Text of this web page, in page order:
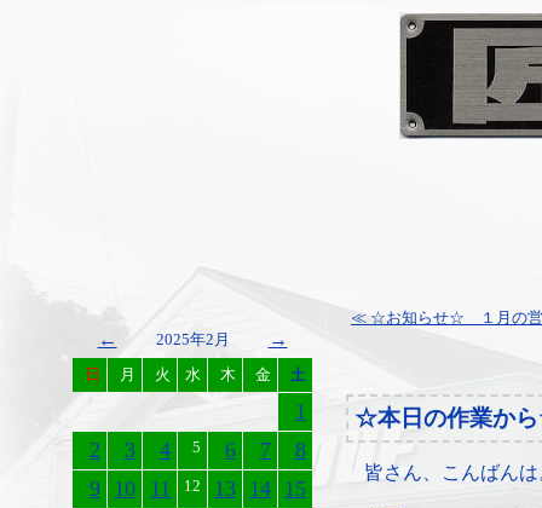
← 2025年2月 →
日 月 火 水 木 金 土
1
2
3 4 5 6 7
8
9 10 11 12 13 14 15
≪ ☆お知らせ☆ １月の
☆本日の作業か
皆さん、こんばんは